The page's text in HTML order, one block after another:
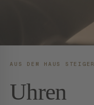
AUS DEM HAUS STEIGER
Uhren